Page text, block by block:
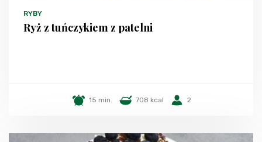
RYBY
Ryż z tuńczykiem z patelni
15 min. 708 kcal 2